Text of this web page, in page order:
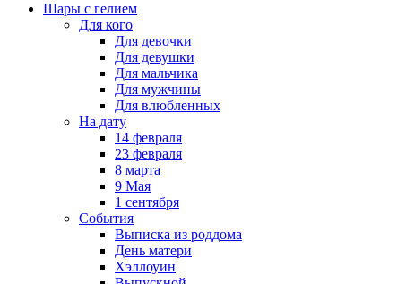
Шары с гелием
Для кого
Для девочки
Для девушки
Для мальчика
Для мужчины
Для влюбленных
На дату
14 февраля
23 февраля
8 марта
9 Мая
1 сентября
События
Выписка из роддома
День матери
Хэллоуин